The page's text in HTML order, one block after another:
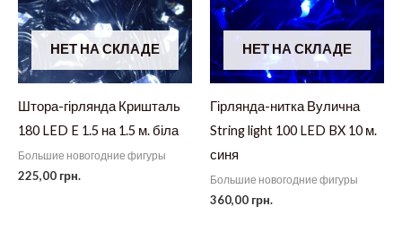
НЕТ НА СКЛАДЕ
Штора-гірлянда Кришталь
180 LED E 1.5 на 1.5 м. біла
Большие новогодние фигуры
225,00 грн.
НЕТ НА СКЛАДЕ
Гірлянда-нитка Вулична
String light 100 LED BX 10 м.
синя
Большие новогодние фигуры
360,00 грн.